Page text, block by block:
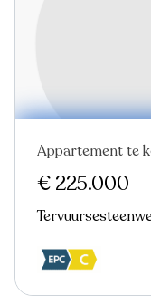
Nieuw
Appartement te
€ 225.000